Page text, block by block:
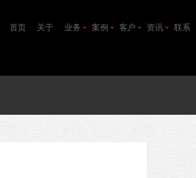
首页 关于 业务 案例 客户 资讯 联系